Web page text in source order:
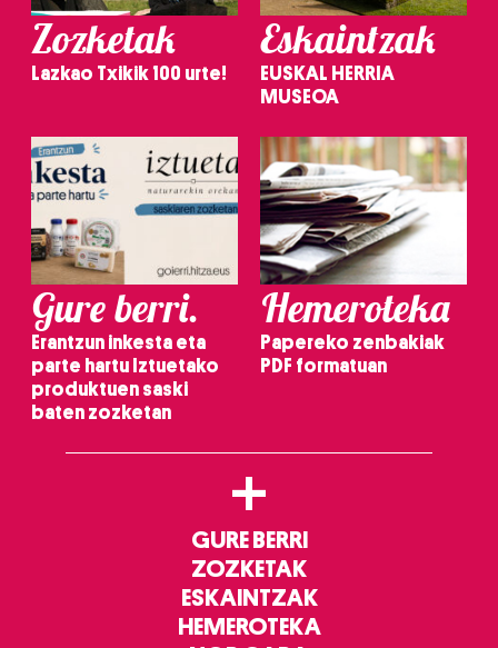
Zozketak
Lazkao Txikik 100 urte!
Eskaintzak
EUSKAL HERRIA
MUSEOA
Gure berri.
Erantzun inkesta eta
parte hartu Iztuetako
produktuen saski
baten zozketan
Hemeroteka
Papereko zenbakiak
PDF formatuan
+
GURE BERRI
ZOZKETAK
ESKAINTZAK
HEMEROTEKA